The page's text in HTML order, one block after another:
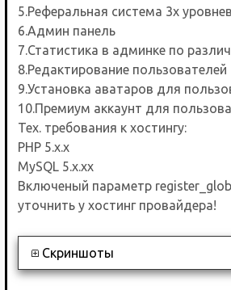
5.Реферальная система 3х
6.Админ панель
7.Статистика в админке по
8.Редактирование пользователей
9.Установка аватаров для
10.Премиум аккаунт для
Тех. требования к хостингу:
PHP 5.x.x
MySQL 5.x.xx
Включеный параметр
уточнить у хостинг провайдера!
Скриншоты